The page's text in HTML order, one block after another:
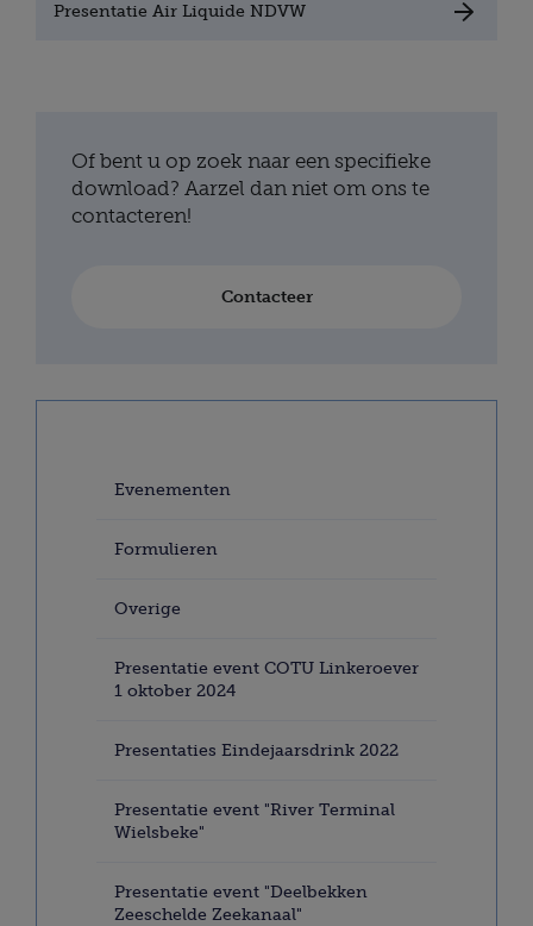
Presentatie Air Liquide NDVW
Of bent u op zoek naar een specifieke
download? Aarzel dan niet om ons te
contacteren!
Contacteer
Evenementen
Formulieren
Overige
Presentatie event COTU Linkeroever
1 oktober 2024
Presentaties Eindejaarsdrink 2022
Presentatie event "River Terminal
Wielsbeke"
Presentatie event "Deelbekken
Zeeschelde Zeekanaal"